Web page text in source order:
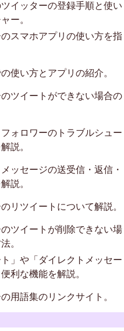
イッターの登録手順と使い
ー。
スマホアプリの使い方を指
使い方とアプリの紹介。
ツイートができない場合の
ォロワーのトラブルシュー
説。
ッセージの送受信・返信・
説。
リツイートについて解説。
ツイートが削除できない場
。
ト」や「ダイレクトメッセー
利な機能を解説。
用語集のリンクサイト。